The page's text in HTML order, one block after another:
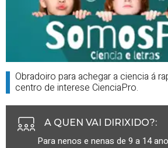
Obradoiro para achegar a ciencia á
centro de interese CienciaPro.
A QUEN VAI DIRIXIDO?:
Para nenos e nenas de 9 a 14